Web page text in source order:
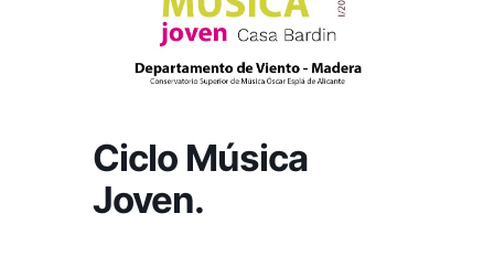
Ciclo Música
Joven.